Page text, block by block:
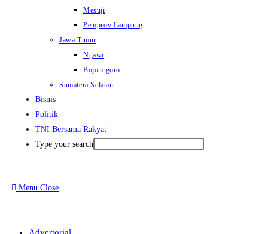
Mesuji
Pemprov Lampung
Jawa Timur
Ngawi
Bojonegoro
Sumatera Selatan
Bisnis
Politik
TNI Bersama Rakyat
Type your search
Menu Close